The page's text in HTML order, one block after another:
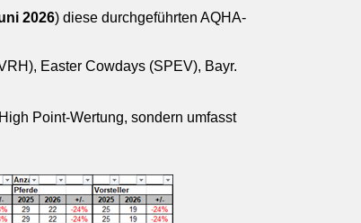
2026) diese durchgeführten AQHA-
Easter Cowdays (SPEV), Bayr.
Point-Wertung, sondern umfasst